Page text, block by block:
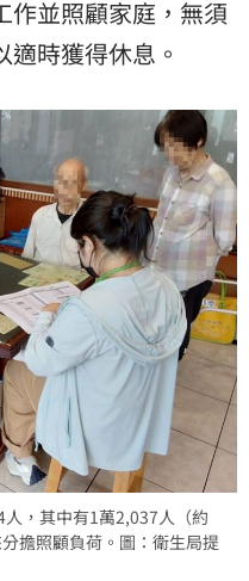
作並照顧家庭，無須
時獲得休息。
，其中有1萬2,037人（約
擔照顧負荷。圖：衛生局提